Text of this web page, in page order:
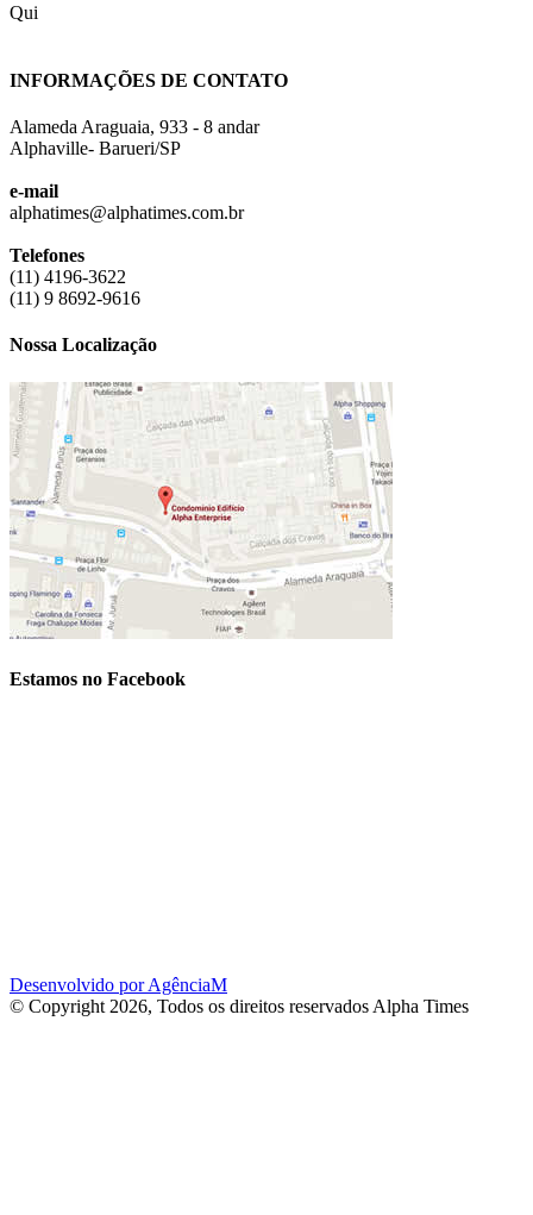
Qui
INFORMAÇÕES DE CONTATO
Alameda Araguaia, 933 - 8 andar
Alphaville- Barueri/SP
e-mail
alphatimes@alphatimes.com.br
Telefones
(11) 4196-3622
(11) 9 8692-9616
Nossa Localização
Estamos no Facebook
Desenvolvido por AgênciaM
© Copyright 2026, Todos os direitos reservados Alpha Times